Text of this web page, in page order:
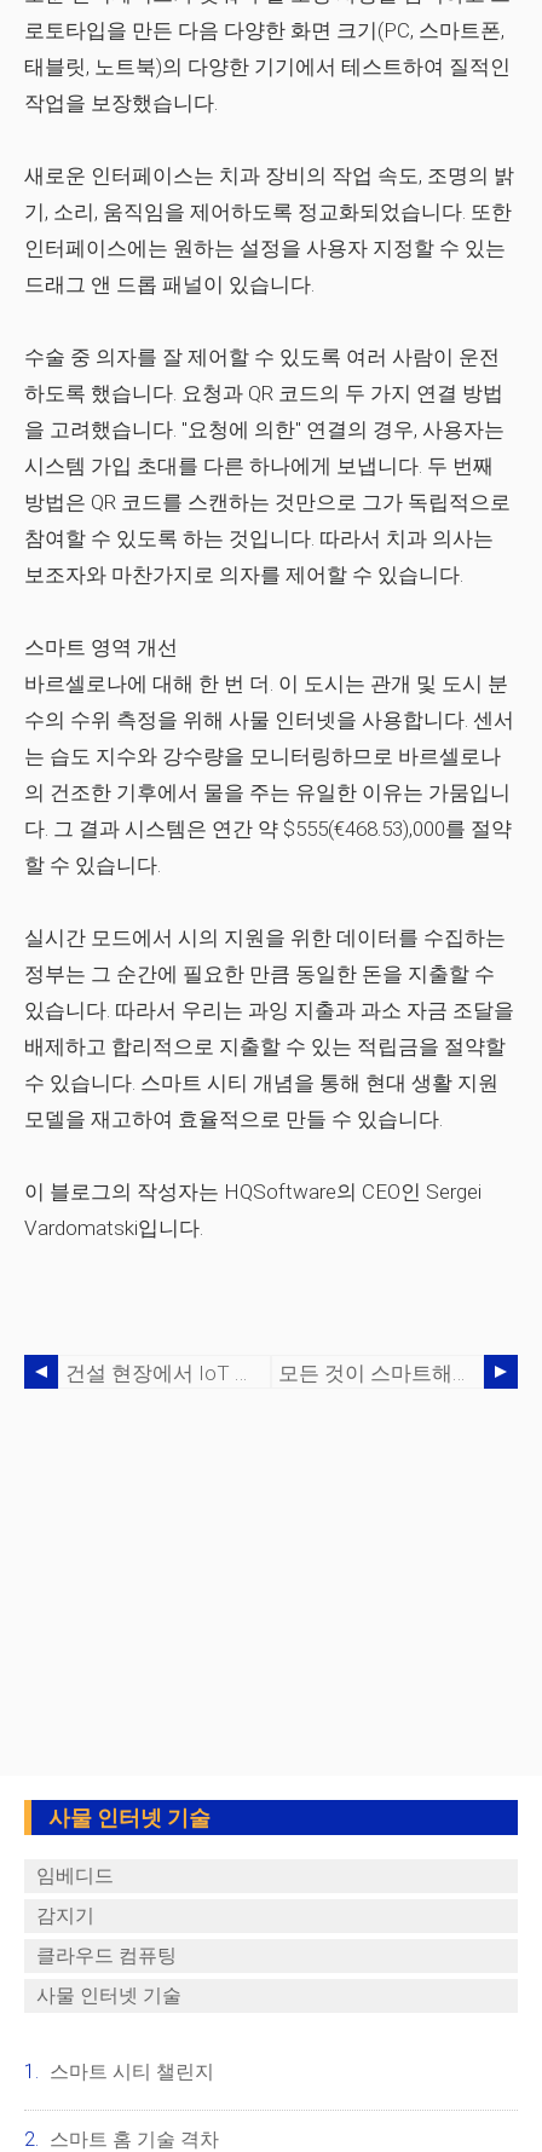
로토타입을 만든 다음 다양한 화면 크기(PC, 스마트폰,
태블릿, 노트북)의 다양한 기기에서 테스트하여 질적인
작업을 보장했습니다.
새로운 인터페이스는 치과 장비의 작업 속도, 조명의 밝
기, 소리, 움직임을 제어하도록 정교화되었습니다. 또한
인터페이스에는 원하는 설정을 사용자 지정할 수 있는
드래그 앤 드롭 패널이 있습니다.
수술 중 의자를 잘 제어할 수 있도록 여러 사람이 운전
하도록 했습니다. 요청과 QR 코드의 두 가지 연결 방법
을 고려했습니다. "요청에 의한" 연결의 경우, 사용자는
시스템 가입 초대를 다른 하나에게 보냅니다. 두 번째
방법은 QR 코드를 스캔하는 것만으로 그가 독립적으로
참여할 수 있도록 하는 것입니다. 따라서 치과 의사는
보조자와 마찬가지로 의자를 제어할 수 있습니다.
스마트 영역 개선
바르셀로나에 대해 한 번 더. 이 도시는 관개 및 도시 분
수의 수위 측정을 위해 사물 인터넷을 사용합니다. 센서
는 습도 지수와 강수량을 모니터링하므로 바르셀로나
의 건조한 기후에서 물을 주는 유일한 이유는 가뭄입니
다. 그 결과 시스템은 연간 약 $555(€468.53),000를 절약
할 수 있습니다.
실시간 모드에서 시의 지원을 위한 데이터를 수집하는
정부는 그 순간에 필요한 만큼 동일한 돈을 지출할 수
있습니다. 따라서 우리는 과잉 지출과 과소 자금 조달을
배제하고 합리적으로 지출할 수 있는 적립금을 절약할
수 있습니다. 스마트 시티 개념을 통해 현대 생활 지원
모델을 재고하여 효율적으로 만들 수 있습니다.
이 블로그의 작성자는 HQSoftware의 CEO인 Sergei
Vardomatski입니다.
건설 현장에서 IoT 기반 기술 활용 모든 것이 스마트해질 수 있습니다:최신 스마트 도시의 주요 특성 – 1부
사물 인터넷 기술
임베디드
감지기
클라우드 컴퓨팅
사물 인터넷 기술
스마트 시티 챌린지
스마트 홈 기술 격차